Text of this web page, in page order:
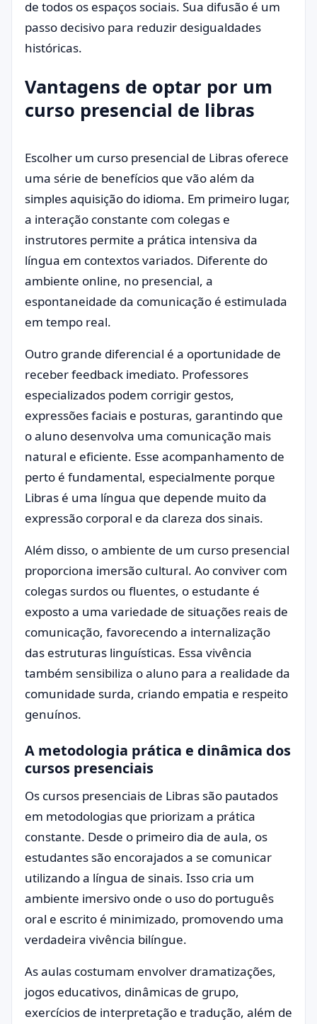
de todos os espaços sociais. Sua difusão é um
passo decisivo para reduzir desigualdades
históricas.
Vantagens de optar por um
curso presencial de libras
Escolher um curso presencial de Libras oferece
uma série de benefícios que vão além da
simples aquisição do idioma. Em primeiro lugar,
a interação constante com colegas e
instrutores permite a prática intensiva da
língua em contextos variados. Diferente do
ambiente online, no presencial, a
espontaneidade da comunicação é estimulada
em tempo real.
Outro grande diferencial é a oportunidade de
receber feedback imediato. Professores
especializados podem corrigir gestos,
expressões faciais e posturas, garantindo que
o aluno desenvolva uma comunicação mais
natural e eficiente. Esse acompanhamento de
perto é fundamental, especialmente porque
Libras é uma língua que depende muito da
expressão corporal e da clareza dos sinais.
Além disso, o ambiente de um curso presencial
proporciona imersão cultural. Ao conviver com
colegas surdos ou fluentes, o estudante é
exposto a uma variedade de situações reais de
comunicação, favorecendo a internalização
das estruturas linguísticas. Essa vivência
também sensibiliza o aluno para a realidade da
comunidade surda, criando empatia e respeito
genuínos.
A metodologia prática e dinâmica dos
cursos presenciais
Os cursos presenciais de Libras são pautados
em metodologias que priorizam a prática
constante. Desde o primeiro dia de aula, os
estudantes são encorajados a se comunicar
utilizando a língua de sinais. Isso cria um
ambiente imersivo onde o uso do português
oral e escrito é minimizado, promovendo uma
verdadeira vivência bilíngue.
As aulas costumam envolver dramatizações,
jogos educativos, dinâmicas de grupo,
exercícios de interpretação e tradução, além de